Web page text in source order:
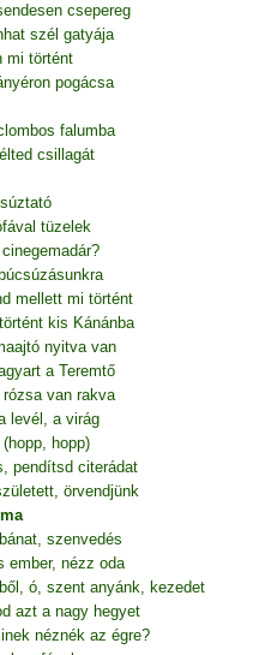
csepereg
szél gatyája
mi történt
pogácsa
falumba
csillagát
tüzelek
mellett mi történt
kis Kánánba
nyitva van
a Teremtő
van rakva
levél, a virág
hopp)
pendítsd citerádat
örvendjünk
szenvedés
ember, nézz oda
ó, szent anyánk, kezedet
azt a nagy hegyet
néznék az égre?